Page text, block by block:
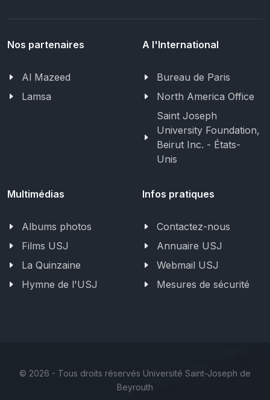
Nos partenaires
Al Mazeed
Lamsa
A l'International
Bureau de Paris
North America Office
Saint Joseph
University Foundation,
Beirut Inc. - États-
Unis
Multimédias
Albums photos
Films USJ
La Quinzaine
Hymne de l'USJ
Infos pratiques
Contactez-nous
Annuaire USJ
Webmail USJ
Mesures de sécurité
© 2026 - Tous droits réservés Université Saint-Joseph de
Beyrouth